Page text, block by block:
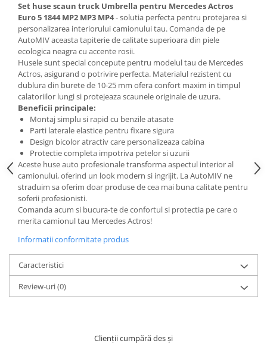
Set huse scaun truck Umbrella pentru Mercedes Actros
Euro 5 1844 MP2 MP3 MP4- solutia perfecta pentru protejarea si
personalizarea interiorului camionului tau. Comanda de pe
AutoMIV aceasta tapiterie de calitate superioara din piele
ecologica neagra cu accente rosii.
Husele sunt special concepute pentru modelul tau de Mercedes
Actros, asigurand o potrivire perfecta. Materialul rezistent cu
dublura din burete de 10-25 mm ofera confort maxim in timpul
calatoriilor lungi si protejeaza scaunele originale de uzura.
Beneficii principale:
Montaj simplu si rapid cu benzile atasate
Parti laterale elastice pentru fixare sigura
Design bicolor atractiv care personalizeaza cabina
Protectie completa impotriva petelor si uzurii
Aceste huse auto profesionale transforma aspectul interior al
camionului, oferind un look modern si ingrijit. La AutoMIV ne
straduim sa oferim doar produse de cea mai buna calitate pentru
soferii profesionisti.
Comanda acum si bucura-te de confortul si protectia pe care o
merita camionul tau Mercedes Actros!
Informatii conformitate produs
Caracteristici
Review-uri(0)
Clienții cumpără des și